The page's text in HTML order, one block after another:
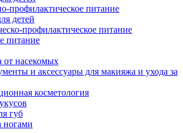
профилактическое питание
детей
профилактическое питание
питание
от насекомых
и аксессуары для макияжа и ухода за
косметология
губ
ногами